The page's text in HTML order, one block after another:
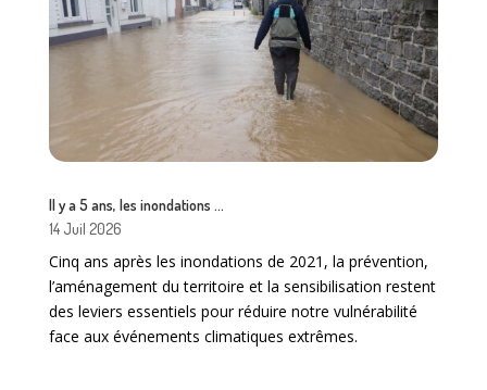
Il y a 5 ans, les inondations …
14 Juil 2026
Cinq ans après les inondations de 2021, la prévention,
l’aménagement du territoire et la sensibilisation restent
des leviers essentiels pour réduire notre vulnérabilité
face aux événements climatiques extrêmes.